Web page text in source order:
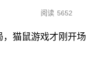
阅读 5652
猫鼠游戏才刚开场